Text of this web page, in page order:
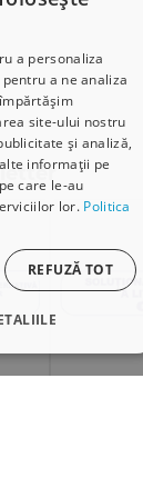
a personaliza
a ne analiza
site-ului nostru
și analiză,
informații pe
care le-au
lor. Politica
REFUZĂ TOT